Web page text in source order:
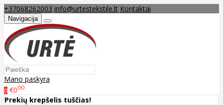
+37068262003 info@urtestekstile.lt Kontaktai
Navigacija
Mano paskyra
0 €000
Prekių krepšelis tuščias!